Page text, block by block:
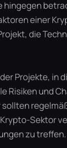
hingegen
einer
die
Projekte, in
Risiken und
Sektor
zu treffen.